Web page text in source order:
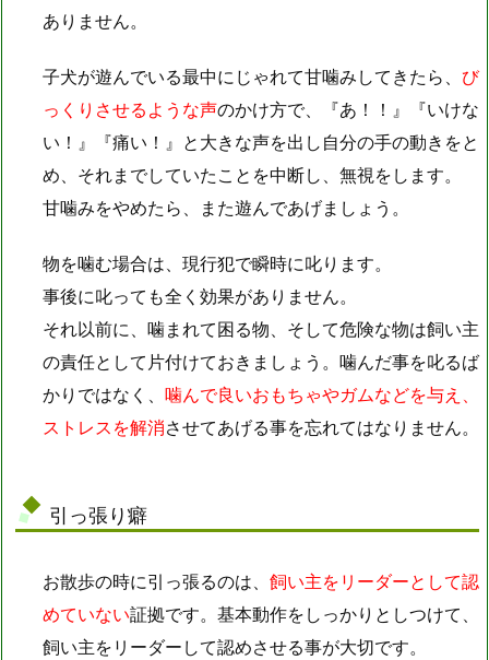
ありません。
子犬が遊んでいる最中にじゃれて甘噛みしてきたら、 び
っくりさせるような声のかけ方で、『あ！！』『いけな
い！』『痛い！』と大きな声を出し自分の手の動きをと
め、それまでしていたことを中断し、無視をします。
甘噛みをやめたら、また遊んであげましょう。
物を噛む場合は、現行犯で瞬時に叱ります。
事後に叱っても全く効果がありません。
それ以前に、噛まれて困る物、そして危険な物は飼い主
の責任として片付けておきましょう。噛んだ事を叱るば
かりではなく、 噛んで良いおもちゃやガムなどを与え、
ストレスを解消させてあげる事を忘れてはなりません。
引っ張り癖
お散歩の時に引っ張るのは、 飼い主をリーダーとして認
めていない証拠です。基本動作をしっかりとしつけて、
飼い主をリーダーして認めさせる事が大切です。